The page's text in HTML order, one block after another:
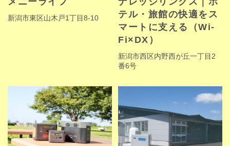
新潟市東区山木戸1丁目8-10
テル・旅館の快適をス
マートに支える（Wi-
Fi×DX）
新潟市西区内野西が丘一丁目2
番6号